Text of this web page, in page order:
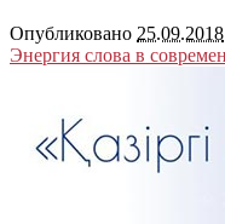
Опубликовано 25.09.2018
Энергия слова в